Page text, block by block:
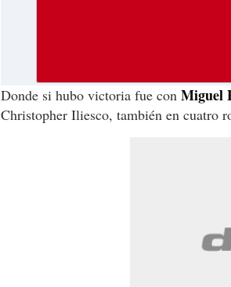
Donde si hubo victoria fue con Miguel
Christopher Iliesco, también en cuatro